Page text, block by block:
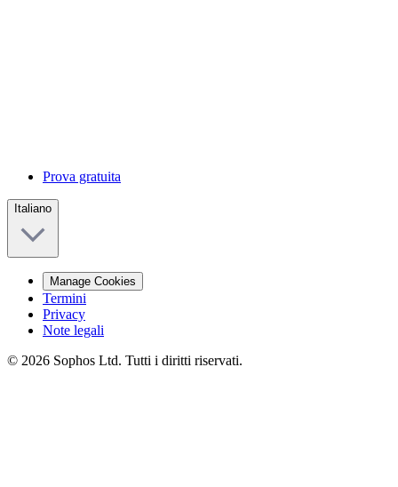
Prova gratuita
Italiano
Manage Cookies
Termini
Privacy
Note legali
© 2026 Sophos Ltd. Tutti i diritti riservati.